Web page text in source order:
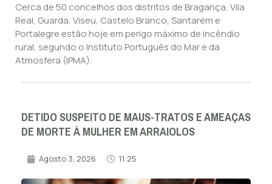
Cerca de 50 concelhos dos distritos de Bragança, Vila
Real, Guarda, Viseu, Castelo Branco, Santarém e
Portalegre estão hoje em perigo máximo de incêndio
rural, segundo o Instituto Português do Mar e da
Atmosfera (IPMA).
DETIDO SUSPEITO DE MAUS-TRATOS E AMEAÇAS
DE MORTE À MULHER EM ARRAIOLOS
Agosto 3, 2026 11:25